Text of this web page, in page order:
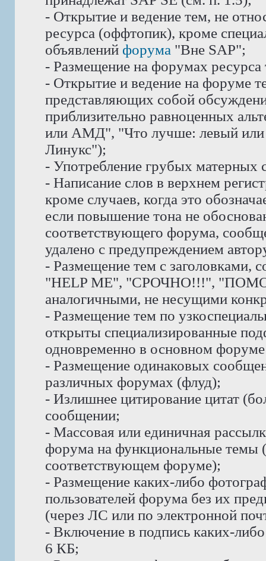
- Открытие и ведение тем, не
ресурса (оффтопик), кроме
объявлений форума "Вне SAP";
- Размещение на форумах
- Открытие и ведение на форуме
представляющих собой
приблизительно равноценных
или АМД", "Что лучше: левый или
Линукс");
- Употребление грубых матерных
- Написание слов в верхнем
кроме случаев, когда это
если повышение тона не
соответствующего форума,
удалено с предупреждением
- Размещение тем с заголовками,
"HELP ME", "СРОЧНО!!!",
аналогичными, не несущими
- Размещение тем по
открыты специализированные
одновременно в основном
- Размещение одинаковых
различных форумах (флуд);
- Излишнее цитирование цитат
сообщении;
- Массовая или единичная
форума на функциональные темы
соответствующем форуме);
- Размещение каких-либо
пользователей форума без их
(через ЛС или по электронной
- Включение в подпись каких-
6 КБ;